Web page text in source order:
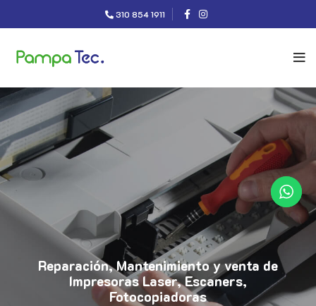
310 854 1911
Reparación, Mantenimiento y venta de
Impresoras Laser, Escaners,
Fotocopiadoras